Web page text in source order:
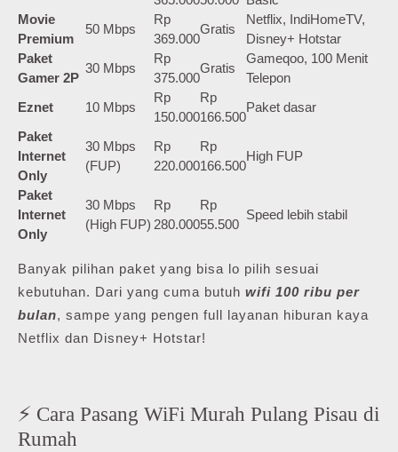
Movie
Premium
50 Mbps
Rp
369.000
Gratis
Netflix, IndiHomeTV,
Disney+ Hotstar
Paket
Gamer 2P
30 Mbps
Rp
375.000
Gratis
Gameqoo, 100 Menit
Telepon
Eznet
10 Mbps
Rp
150.000
Rp
166.500
Paket dasar
Paket
Internet
Only
30 Mbps
(FUP)
Rp
220.000
Rp
166.500
High FUP
Paket
Internet
Only
30 Mbps
(High FUP)
Rp
280.000
Rp
55.500
Speed lebih stabil
Banyak pilihan paket yang bisa lo pilih sesuai
kebutuhan. Dari yang cuma butuh wifi 100 ribu per
bulan, sampe yang pengen full layanan hiburan kaya
Netflix dan Disney+ Hotstar!
⚡ Cara Pasang WiFi Murah Pulang Pisau di
Rumah